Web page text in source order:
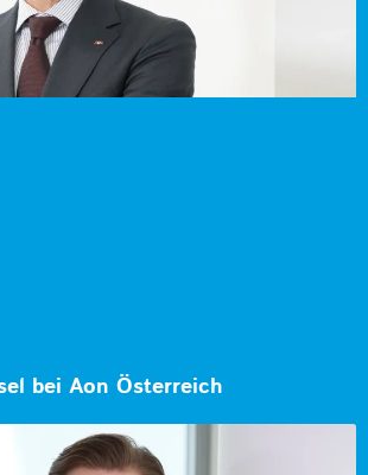
bei Aon Österreich